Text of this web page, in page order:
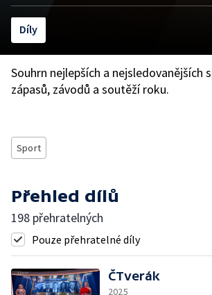
Díly
Souhrn nejlepších a nejsledovanějších
zápasů, závodů a soutěží roku.
Sport
Přehled dílů
198 přehratelných
Pouze přehratelné díly
ČTverák
2025